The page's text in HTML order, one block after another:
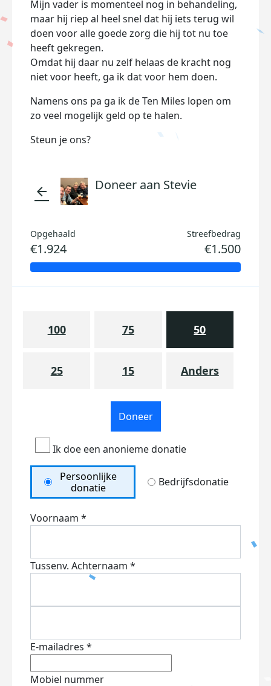
Mijn vader is momenteel nog in behandeling,
maar hij riep al heel snel dat hij iets terug wil
doen voor alle goede zorg die hij tot nu toe
heeft gekregen.
Omdat hij daar nu zelf helaas de kracht nog
niet voor heeft, ga ik dat voor hem doen.
Namens ons pa ga ik de Ten Miles lopen om
zo veel mogelijk geld op te halen.
Steun je ons?
arrow_back Doneer aan Stevie
Opgehaald
€1.924
Streefbedrag
€1.500
100 75 50
25 15 Anders
Doneer
Ik doe een anonieme donatie
Persoonlijke
donatie
Bedrijfsdonatie
Voornaam *
Tussenv. Achternaam *
E-mailadres *
Mobiel nummer